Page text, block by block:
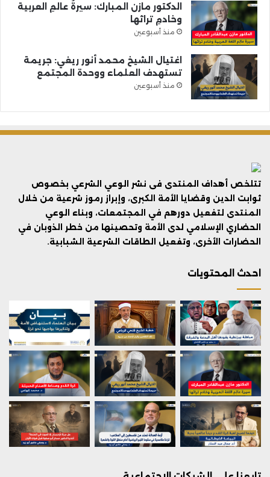
الدكتور مازن المبارك: سيرةُ عالمِ العربية
وخادمِ تراثها
منذ أسبوعين
اغتيال الشيخ محمد أنور ريغي: جريمة
تستهدف العلماء ووحدة المجتمع
منذ أسبوعين
تتلخص أهداف المنتدى فى نشر الوعي الشرعي بخصوص
ثوابت الدين وقضايا الأمة الكبرى، وإبراز رموز شرعية من خلال
المنتدى لتفعيل دورهم في المجتمعات، وبناء الوعي
الحضاري الإسلامي لدى الأمة وتحصينها من خطر الذوبان في
الحضارات الأخرى، وتفعيل الطاقات الشرعية الشبابية.
احدث المحتويات